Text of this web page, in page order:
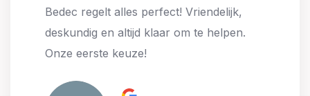
Bedec regelt alles perfect! Vriendelijk,
deskundig en altijd klaar om te helpen.
Onze eerste keuze!